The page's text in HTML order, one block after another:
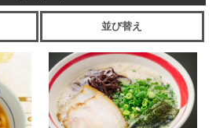
並び替え